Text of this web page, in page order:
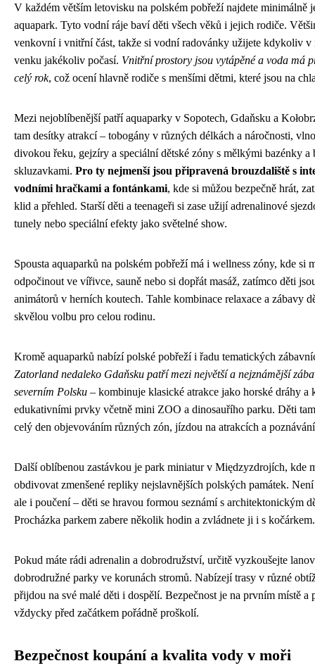
V každém větším letovisku na polském pobřeží najdete minimálně
aquapark. Tyto vodní ráje baví děti všech věků i jejich rodiče.
venkovní i vnitřní část, takže si vodní radovánky užijete kdykoliv v
venku jakékoliv počasí. Vnitřní prostory jsou vytápěné a voda má
celý rok, což ocení hlavně rodiče s menšími dětmi, které jsou na
Mezi nejoblíbenější patří aquaparky v Sopotech, Gdaňsku a
tam desítky atrakcí – tobogány v různých délkách a náročnosti,
divokou řeku, gejzíry a speciální dětské zóny s mělkými bazénky a
skluzavkami. Pro ty nejmenší jsou připravená brouzdaliště s
vodními hračkami a fontánkami, kde si můžou bezpečně hrát,
klid a přehled. Starší děti a teenageři si zase užijí adrenalinové
tunely nebo speciální efekty jako světelné show.
Spousta aquaparků na polském pobřeží má i wellness zóny, kde si
odpočinout ve vířivce, sauně nebo si dopřát masáž, zatímco děti
animátorů v herních koutech. Tahle kombinace relaxace a zábavy
skvělou volbu pro celou rodinu.
Kromě aquaparků nabízí polské pobřeží i řadu tematických
Zatorland nedaleko Gdaňsku patří mezi největší a nejznámější
severním Polsku – kombinuje klasické atrakce jako horské dráhy a
edukativními prvky včetně mini ZOO a dinosauřího parku. Děti
celý den objevováním různých zón, jízdou na atrakcích a
Další oblíbenou zastávkou je park miniatur v Międzyzdrojích, kde
obdivovat zmenšené repliky nejslavnějších polských památek.
ale i poučení – děti se hravou formou seznámí s architektonickým
Procházka parkem zabere několik hodin a zvládnete ji i s kočárkem.
Pokud máte rádi adrenalin a dobrodružství, určitě vyzkoušejte
dobrodružné parky ve korunách stromů. Nabízejí trasy v různé
přijdou na své malé děti i dospělí. Bezpečnost je na prvním místě a
vždycky před začátkem pořádně proškolí.
Bezpečnost koupání a kvalita vody v moři